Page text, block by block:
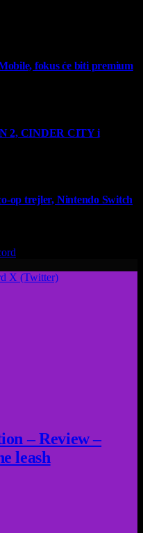
fokus će biti premium
2, CINDER CITY i
op trejler, Nintendo Switch
X (Twitter)
– Review –
leash